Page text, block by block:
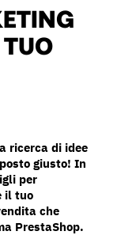
ricerca di idee
giusto! In
per
il tuo
che
PrestaShop.